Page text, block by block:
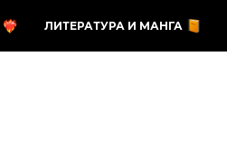
ЛИТЕРАТУРА И МАНГА